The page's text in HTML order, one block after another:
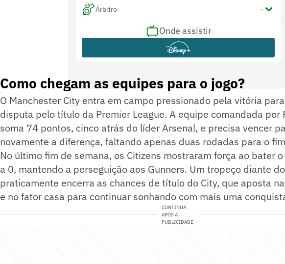
Árbitro -
-
Onde assistir
Como chegam as equipes para o jogo?
O Manchester City entra em campo pressionado pela vitória
disputa pelo título da Premier League. A equipe comandada por
soma 74 pontos, cinco atrás do líder Arsenal, e precisa vencer
novamente a diferença, faltando apenas duas rodadas para o
No último fim de semana, os Citizens mostraram força ao bater
a 0, mantendo a perseguição aos Gunners. Um tropeço diante
praticamente encerra as chances de título do City, que aposta
e no fator casa para continuar sonhando com mais uma
CONTINUA
APÓS A
PUBLICIDADE